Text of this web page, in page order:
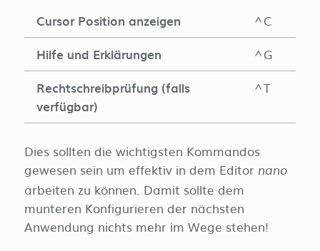
Cursor Position anzeigen ^C
Hilfe und Erklärungen ^G
Rechtschreibprüfung (falls
verfügbar)
^T
Dies sollten die wichtigsten Kommandos
gewesen sein um effektiv in dem Editor nano
arbeiten zu können. Damit sollte dem
munteren Konfigurieren der nächsten
Anwendung nichts mehr im Wege stehen!